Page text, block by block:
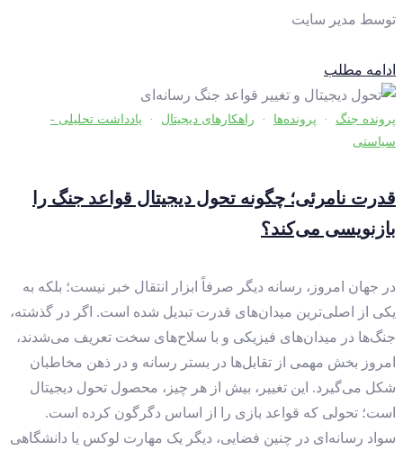
توسط مدیر سایت
ادامه مطلب
پرونده جنگ · پرونده‌ها · راهکارهای دیجیتال · یادداشت تحلیلی -
سیاستی
قدرت نامرئی؛ چگونه تحول دیجیتال قواعد جنگ را
بازنویسی می‌کند؟
در جهان امروز، رسانه دیگر صرفاً ابزار انتقال خبر نیست؛ بلکه به
یکی از اصلی‌ترین میدان‌های قدرت تبدیل شده است. اگر در گذشته،
جنگ‌ها در میدان‌های فیزیکی و با سلاح‌های سخت تعریف می‌شدند،
امروز بخش مهمی از تقابل‌ها در بستر رسانه و در ذهن مخاطبان
شکل می‌گیرد. این تغییر، بیش از هر چیز، محصول تحول دیجیتال
است؛ تحولی که قواعد بازی را از اساس دگرگون کرده است.
سواد رسانه‌ای در چنین فضایی، دیگر یک مهارت لوکس یا دانشگاهی